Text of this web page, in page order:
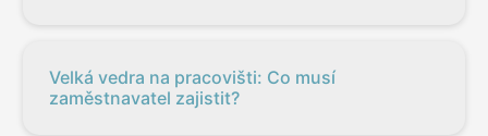
Velká vedra na pracovišti: Co musí
zaměstnavatel zajistit?